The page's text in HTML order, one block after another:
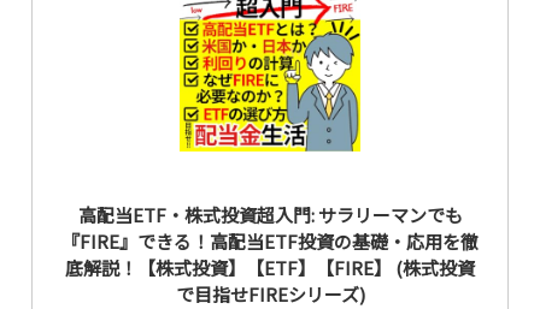
高配当ETF・株式投資超入門: サラリーマンでも
『FIRE』できる！高配当ETF投資の基礎・応用を徹
底解説！【株式投資】【ETF】【FIRE】 (株式投資
で目指せFIREシリーズ)